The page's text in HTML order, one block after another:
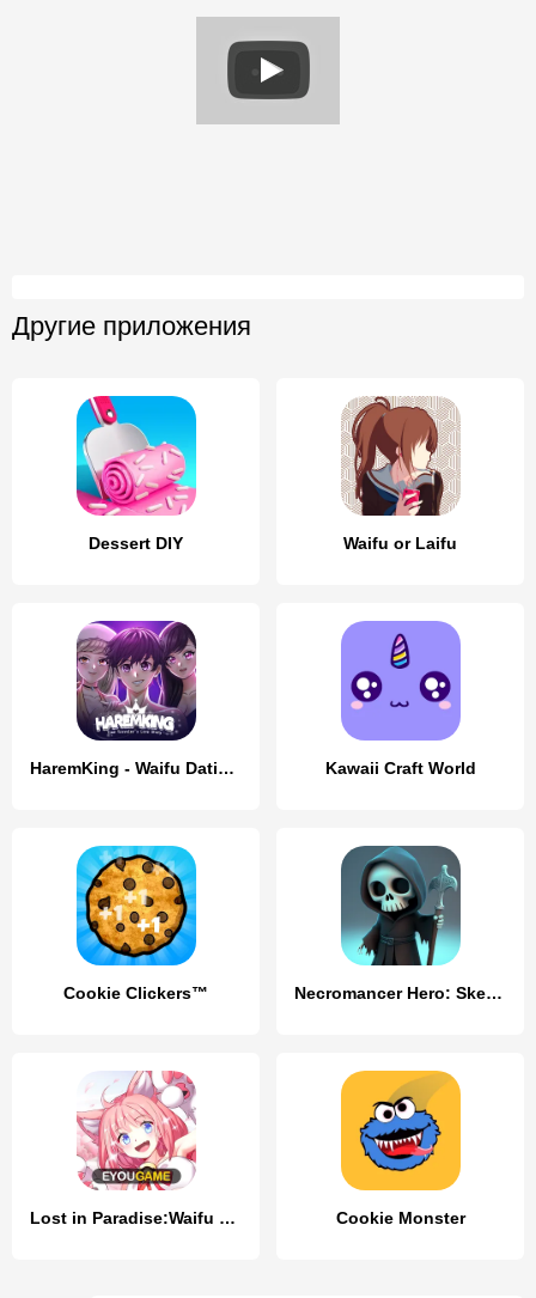
Другие приложения
Dessert DIY Waifu or Laifu
HaremKing - Waifu Dating Sim Kawaii Craft World
Cookie Clickers™ Necromancer Hero: Skeletons 3D
Lost in Paradise:Waifu Connect Cookie Monster